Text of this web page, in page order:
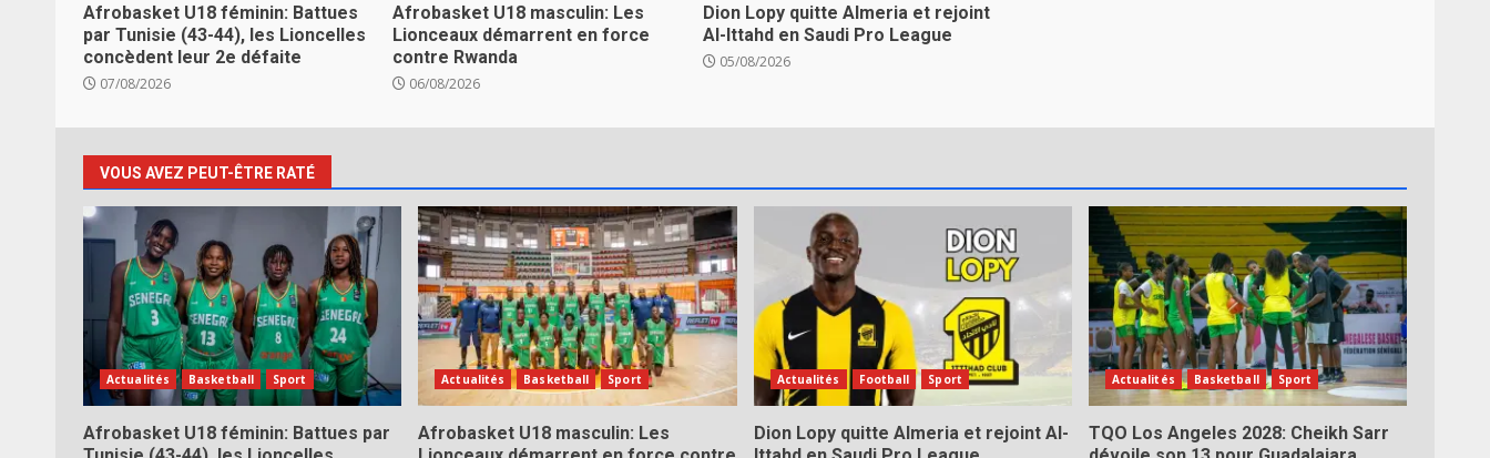
Afrobasket U18 féminin: Battues
par Tunisie (43-44), les Lioncelles
concèdent leur 2e défaite
07/08/2026
Afrobasket U18 masculin: Les
Lionceaux démarrent en force
contre Rwanda
06/08/2026
Dion Lopy quitte Almeria et rejoint
Al-Ittahd en Saudi Pro League
05/08/2026
VOUS AVEZ PEUT-ÊTRE RATÉ
Actualités Basketball Sport
Afrobasket U18 féminin: Battues par
Actualités Basketball Sport
Afrobasket U18 masculin: Les
Actualités Football Sport
Dion Lopy quitte Almeria et rejoint Al-
Actualités Basketball Sport
TQO Los Angeles 2028: Cheikh Sarr